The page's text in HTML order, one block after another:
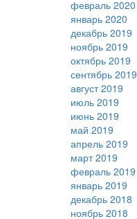
февраль 2020
январь 2020
декабрь 2019
ноябрь 2019
октябрь 2019
сентябрь 2019
август 2019
июль 2019
июнь 2019
май 2019
апрель 2019
март 2019
февраль 2019
январь 2019
декабрь 2018
ноябрь 2018